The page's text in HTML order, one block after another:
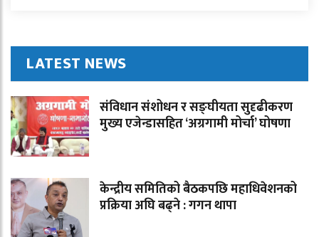
LATEST NEWS
संविधान संशोधन र सङ्घीयता सुदृढीकरण
मुख्य एजेन्डासहित ‘अग्रगामी मोर्चा’ घोषणा
केन्द्रीय समितिको बैठकपछि महाधिवेशनको
प्रक्रिया अघि बढ्ने : गगन थापा